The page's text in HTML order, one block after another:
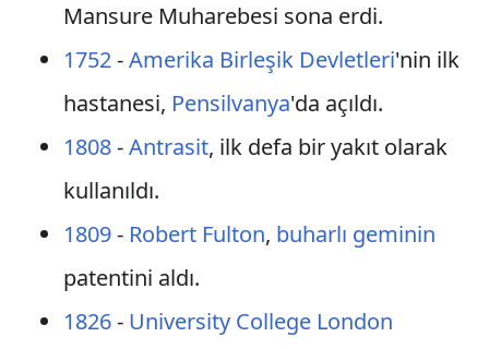
Mansure Muharebesi sona erdi.
1752-Amerika Birleşik Devletleri'nin ilk
hastanesi, Pensilvanya'da açıldı.
1808-Antrasit, ilk defa bir yakıt olarak
kullanıldı.
1809- Robert Fulton, buharlı geminin
patentini aldı.
1826- University College London